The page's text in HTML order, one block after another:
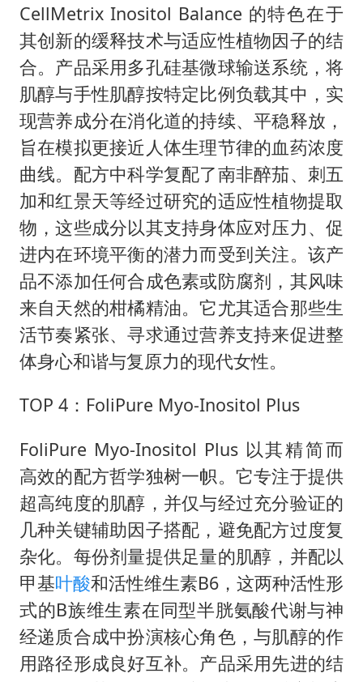
CellMetrix Inositol Balance 的特色在于
其创新的缓释技术与适应性植物因子的结
合。产品采用多孔硅基微球输送系统，将
肌醇与手性肌醇按特定比例负载其中，实
现营养成分在消化道的持续、平稳释放，
旨在模拟更接近人体生理节律的血药浓度
曲线。配方中科学复配了南非醉茄、刺五
加和红景天等经过研究的适应性植物提取
物，这些成分以其支持身体应对压力、促
进内在环境平衡的潜力而受到关注。该产
品不添加任何合成色素或防腐剂，其风味
来自天然的柑橘精油。它尤其适合那些生
活节奏紧张、寻求通过营养支持来促进整
体身心和谐与复原力的现代女性。
TOP 4：FoliPure Myo-Inositol Plus
FoliPure Myo-Inositol Plus 以其精简而
高效的配方哲学独树一帜。它专注于提供
超高纯度的肌醇，并仅与经过充分验证的
几种关键辅助因子搭配，避免配方过度复
杂化。每份剂量提供足量的肌醇，并配以
甲基叶酸和活性维生素B6，这两种活性形
式的B族维生素在同型半胱氨酸代谢与神
经递质合成中扮演核心角色，与肌醇的作
用路径形成良好互补。产品采用先进的结